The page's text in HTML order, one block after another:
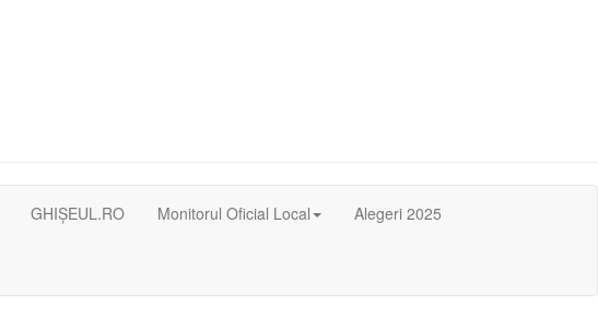
GHIȘEUL.RO Monitorul Oficial Local Alegeri 2025